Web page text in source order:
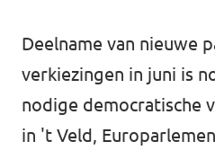
Deelname van nieuwe
verkiezingen in juni is
nodige democratische
in 't Veld,